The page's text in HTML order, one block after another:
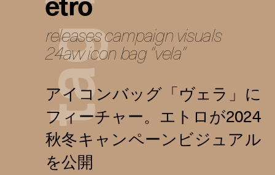
t
a
g
releases campaign visuals
24aw icon bag “vela”